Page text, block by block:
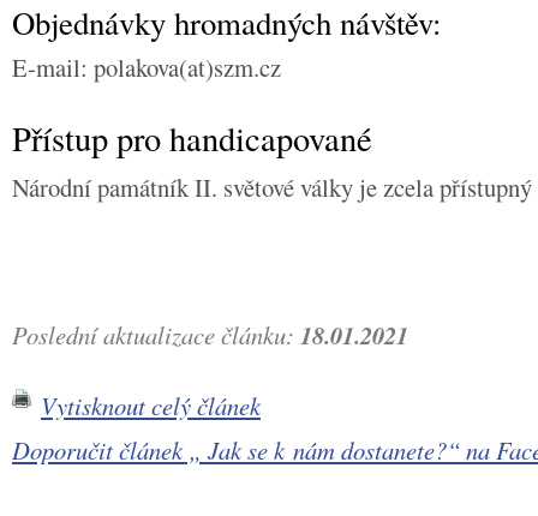
Objednávky hromadných návštěv:
E-mail: polakova(at)szm.cz
Přístup pro handicapované
Národní památník II. světové války je zcela přístupný
Poslední aktualizace článku: 18.01.2021
Vytisknout celý článek
Doporučit článek „ Jak se k nám dostanete?“ na